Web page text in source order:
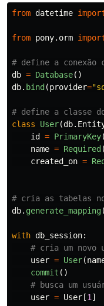
from datetime
from pony.orm
db = Database()
db. bind(provider="
class
User(db.
id = PrimaryKey(
name = Required(
created_on =
db. generate_mapping(
with db_session:
user = User(
commit ()
user = User[1 ]